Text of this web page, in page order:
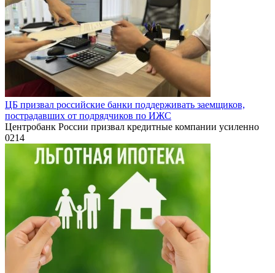
ЦБ призвал российские банки поддерживать заемщиков,
пострадавших от подрядчиков по ИЖС
Центробанк России призвал кредитные компании усиленно
0214